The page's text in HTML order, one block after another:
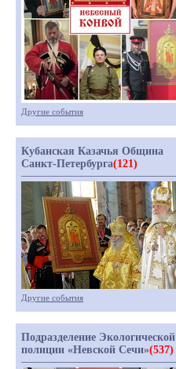
Другие события
Кубанская Казачья Община
Санкт-Петербурга(121)
Другие события
Подразделение Экологической
полиции «Невской Сечи»(537)